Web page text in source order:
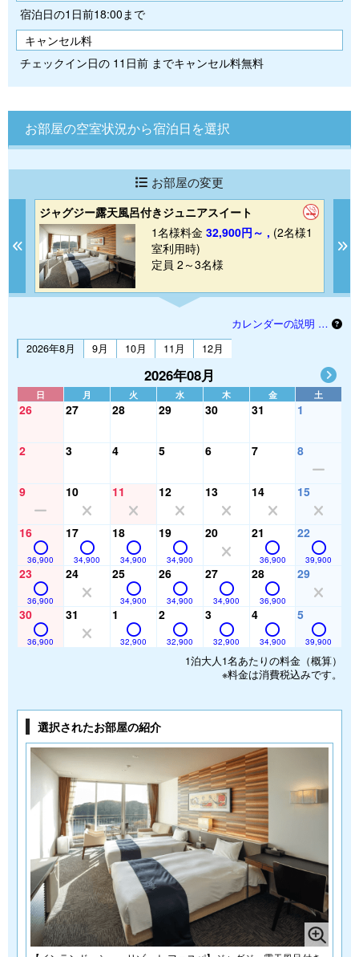
宿泊日の1日前18:00まで
キャンセル料
チェックイン日の 11日前 までキャンセル料無料
お部屋の空室状況から宿泊日を選択
お部屋の変更
Previous
ジャグジー露天風呂付きジュニアスイート
1名様料金 32,900円～ , (2名様1
室利用時)
定員 2～3名様
カレンダーの説明 …
2026年8月
9月 10月 11月 12月
2026年08月
日 月 火 水 木 金 土
26 27 28 29 30 31 1
2 3 4 5 6 7 8
9 10 11 12 13 14 15
16
36,900
17
34,900
18
34,900
19
34,900
20 21
36,900
22
39,900
23
36,900
24 25
34,900
26
34,900
27
34,900
28
36,900
29
30
36,900
31 1
32,900
2
32,900
3
32,900
4
34,900
5
39,900
1泊大人1名あたりの料金（概算）
※料金は消費税込みです。
選択されたお部屋の紹介